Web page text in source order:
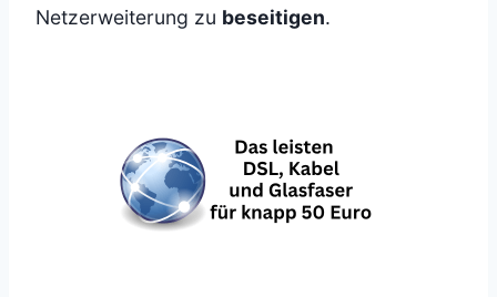
Netzerweiterung zu beseitigen.